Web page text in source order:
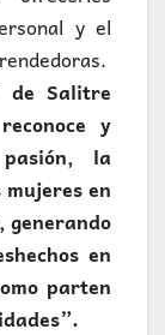
y el
de Salitre
y
la
en
generando
en
parten